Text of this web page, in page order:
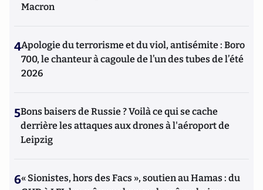
Macron
4Apologie du terrorisme et du viol, antisémite : Boro
700, le chanteur à cagoule de l’un des tubes de l’été
2026
5Bons baisers de Russie ? Voilà ce qui se cache
derrière les attaques aux drones à l'aéroport de
Leipzig
6« Sionistes, hors des Facs », soutien au Hamas : du